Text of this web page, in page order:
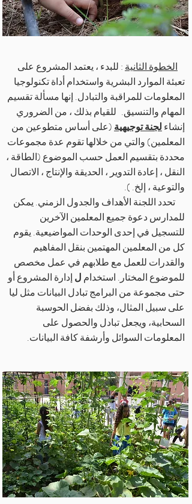
الخطوة الثانية : للبدء ، يعتمد المشروع على
تعبئة الموارد البشرية واستخدام أداة تكنولوجيا
المعلومات للمراقبة والتبادل. إنها مسألة تقسيم
المهام والتنسيق. للقيام بذلك ، من الضروري
إنشاء لجنة توجيهية (على أساس متطوعين من
المعلمين) والتي من خلالها تقوم عدة مجموعات
محددة بتقسيم العمل حسب الموضوع (الطاقة ،
النقل ، إعادة التدوير ، الحديقة والإنتاج ، الاتصال
والتوعية ، إلخ. ).
تحدد اللجنة الأهداف والجدول الزمني. يمكن
للمدارس دعوة جميع المعلمين الآخرين
للتسجيل في إحدى الوحدات المواضيعية. يقوم
كل من المعلمين المهتمين بنقل المفاهيم
والقدرات للعمل مع طلابهم في عمل مخصص
للموضوع المختار. استخدام لإدارة المشروع أو
حتى مجموعة من البرامج تبادل البيانات مثل ليا
على سبيل المثال، وذلك بفضل الحوسبة
السحابية، ويجعل تبادل والحصول على
المعلومات السوائل وأرشفة كافة البيانات.